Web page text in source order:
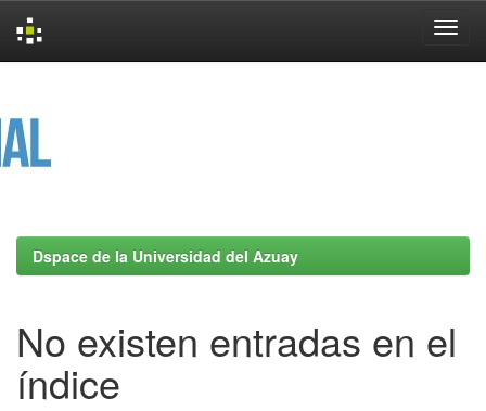
Dspace de la Universidad del Azuay
No existen entradas en el
índice